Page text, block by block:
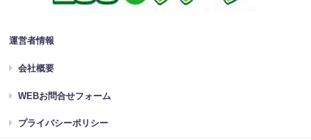
運営者情報
会社概要
WEBお問合せフォーム
プライバシーポリシー